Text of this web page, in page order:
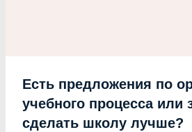
Есть предложения по
учебного процесса или
сделать школу лучше?